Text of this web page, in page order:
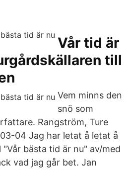
Vår tid är
till
Vem minns den
snö som
Rangström, Ture
04 Jag har letat å letat å
bästa tid är nu" av/med
vad jag går bet. Jan